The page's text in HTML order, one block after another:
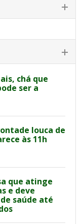
chá que
ser a
louca de
às 11h
que atinge
e deve
saúde até